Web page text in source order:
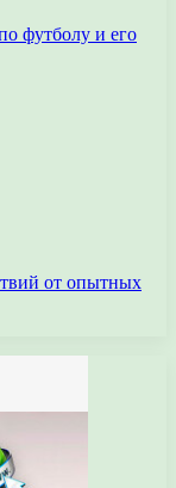
футболу и его
от опытных